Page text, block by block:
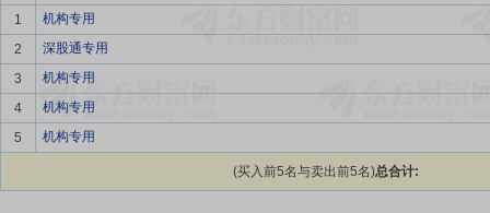
1
机构专用
2
深股通专用
3
机构专用
4
机构专用
5
机构专用
(买入前5名与卖出前5名)总合计: